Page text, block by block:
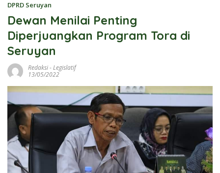
DPRD Seruyan
Dewan Menilai Penting
Diperjuangkan Program Tora di
Seruyan
Redaksi-Legislatif
13/05/2022